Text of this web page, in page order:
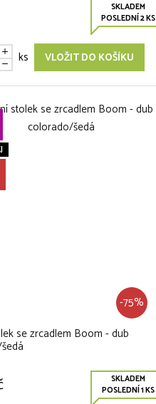
SKLADEM
POSLEDNÍ 2 KS
ks VLOŽIT DO KOŠÍKU
-75%
se zrcadlem Boom - dub
SKLADEM
POSLEDNÍ 1 KS